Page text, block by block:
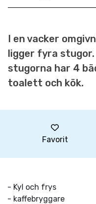
I en vacker
ligger fyra
stugorna har 4
toalett och kök.
Favorit
- Kyl och frys
- kaffebryggare